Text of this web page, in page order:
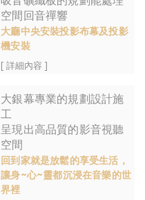
空間回音禪響
大廳中央安裝投影布幕及投影
機安裝
[ 詳細內容 ]
大銀幕專業的規劃設計施
工
呈現出高品質的影音視聽
空間
回到家就是放鬆的享受生活，
讓身~心~靈都沉浸在音樂的世
界裡